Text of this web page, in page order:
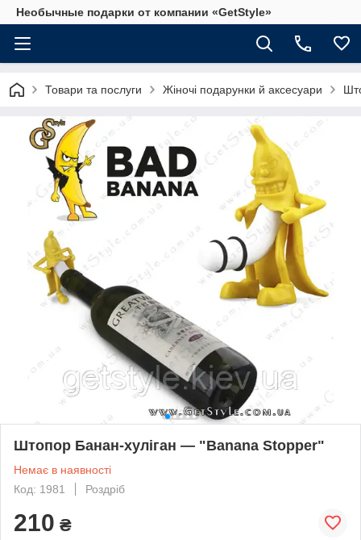
Необычные подарки от компании «GetStyle»
Товари та послуги Жіночі подарунки й аксесуари
Штопор Банан-хуліган — "Banana Stopper"
Немає в наявності
Код: 1981
Роздріб
210 ₴